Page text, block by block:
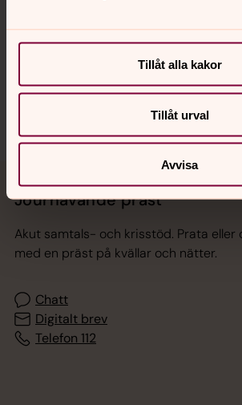
Tillåt alla kakor
Tillåt urval
Avvisa
Jourhavande präst
Akut samtals- och krisstöd. Prata
med en präst på kvällar och nätter.
Chatt
Digitalt brev
Telefon 112